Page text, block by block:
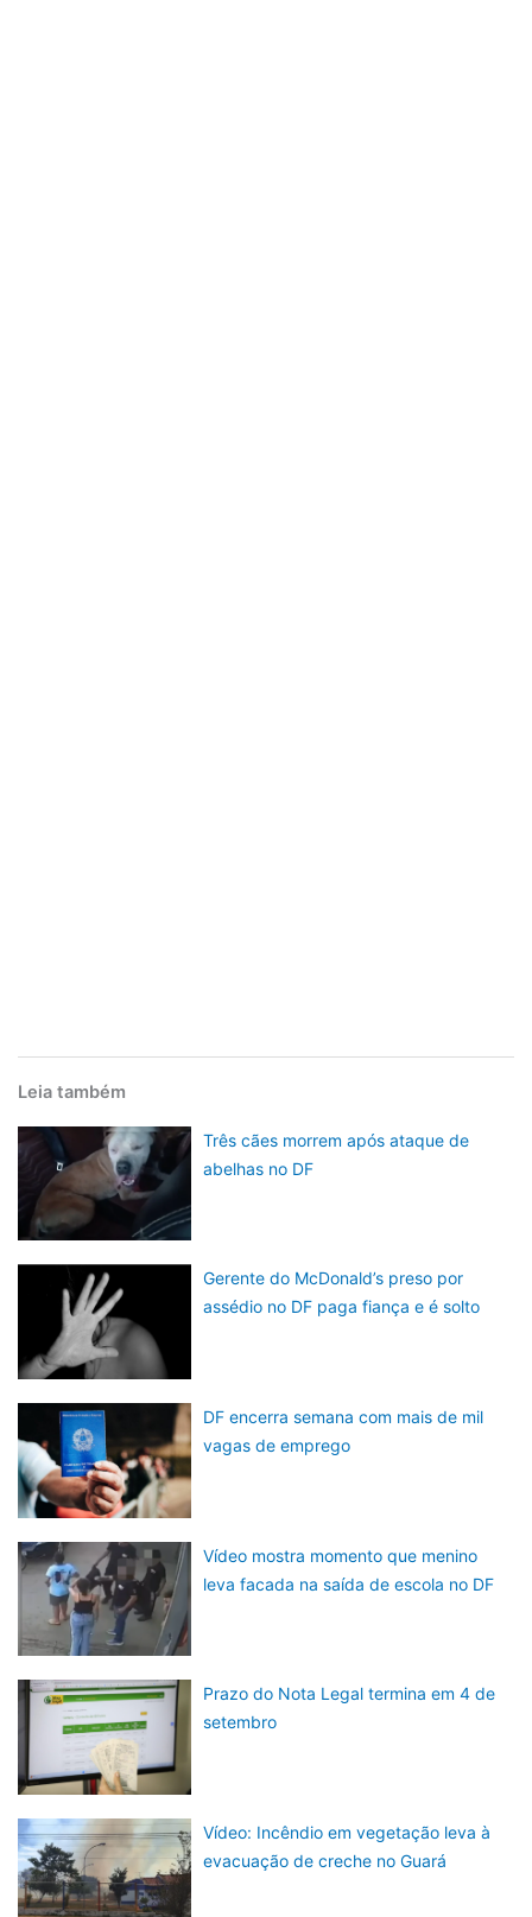
Leia também
Três cães morrem após ataque de
abelhas no DF
Gerente do McDonald’s preso por
assédio no DF paga fiança e é solto
DF encerra semana com mais de mil
vagas de emprego
Vídeo mostra momento que menino
leva facada na saída de escola no DF
Prazo do Nota Legal termina em 4 de
setembro
Vídeo: Incêndio em vegetação leva à
evacuação de creche no Guará